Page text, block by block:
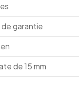
garantie
de 15 mm